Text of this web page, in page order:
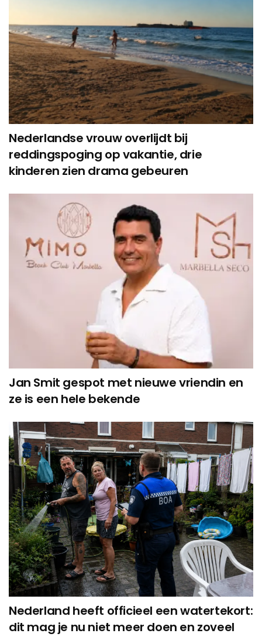
Nederlandse vrouw overlijdt bij
reddingspoging op vakantie, drie
kinderen zien drama gebeuren
Jan Smit gespot met nieuwe vriendin en
ze is een hele bekende
Nederland heeft officieel een watertekort:
dit mag je nu niet meer doen en zoveel